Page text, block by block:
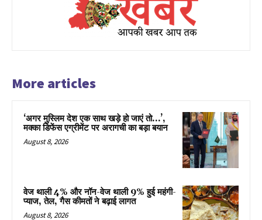
More articles
‘अगर मुस्लिम देश एक साथ खड़े हो जाएं तो…’,
मक्का डिफेंस एग्रीमेंट पर अरागची का बड़ा बयान
August 8, 2026
वेज थाली 4% और नॉन-वेज थाली 9% हुई महंगी-
प्याज, तेल, गैस कीमतों ने बढ़ाई लागत
August 8, 2026